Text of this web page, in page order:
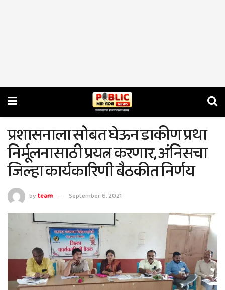
प्रशासनाला सोबत घेऊन डाकीण प्रथा
निर्मूलनासाठी प्रयत्न करणार, अंनिसचा
जिल्हा कार्यकारिणी बैठकीत निर्णय
byteam September 6, 2021